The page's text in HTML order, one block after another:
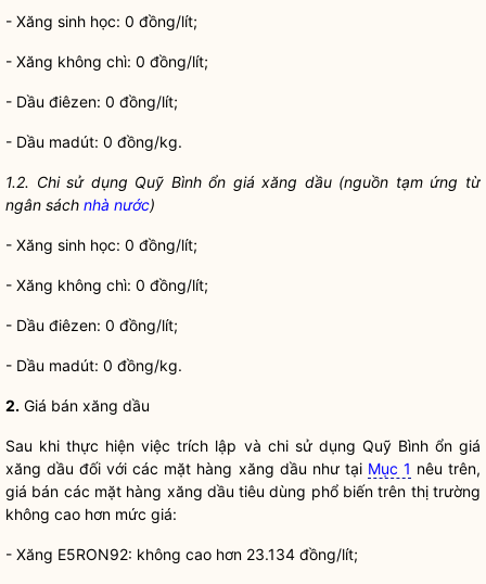
- Xăng sinh học: 0 đồng/lít;
- Xăng không chì: 0 đồng/lít;
- Dầu điêzen: 0 đồng/lít;
- Dầu madút: 0 đồng/kg.
1.2. Chisử dụng Quỹ Bình ổn giá xăng dầu (nguồn tạm ứng từ
ngân sách nhà nước)
- Xăng sinh học: 0 đồng/lít;
- Xăng không chì: 0 đồng/lít;
- Dầu điêzen: 0 đồng/lít;
- Dầu madút: 0 đồng/kg.
2. Giá bán xăng dầu
Sau khi thực hiện việc trích lập và chi sử dụng Quỹ Bình ổngiá
xăng dầu đối với các mặt hàng xăng dầu như tại Mục 1 nêu trên,
giá bán các mặthàng xăng dầu tiêu dùng phổ biến trên thị trường
không cao hơn mức giá:
- Xăng E5RON92: không cao hơn 23.134 đồng/lít;